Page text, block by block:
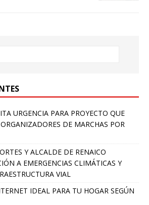
URGENCIA PARA PROYECTO QUE
DE MARCHAS POR
Y ALCALDE DE RENAICO
A EMERGENCIAS CLIMÁTICAS Y
VIAL
IDEAL PARA TU HOGAR SEGÚN